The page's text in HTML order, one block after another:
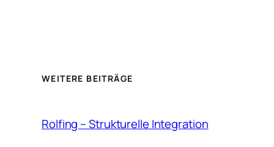
WEITERE BEITRÄGE
Rolfing – Strukturelle Integration